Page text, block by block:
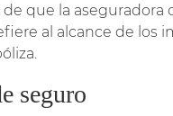
que la
al alcance de los
seguro